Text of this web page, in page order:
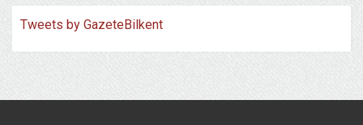
Tweets by GazeteBilkent